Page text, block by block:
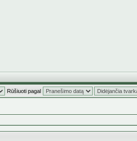
Rūšiuoti pagal